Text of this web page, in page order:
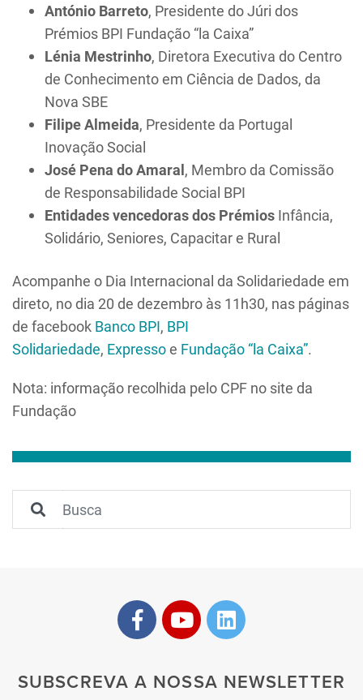
António Barreto, Presidente do Júri dos
Prémios BPI Fundação “la Caixa”
Lénia Mestrinho, Diretora Executiva do Centro
de Conhecimento em Ciência de Dados, da
Nova SBE
Filipe Almeida, Presidente da Portugal
Inovação Social
José Pena do Amaral, Membro da Comissão
de Responsabilidade Social BPI
Entidades vencedoras dos Prémios Infância,
Solidário, Seniores, Capacitar e Rural
Acompanhe o Dia Internacional da Solidariedade em
direto, no dia 20 de dezembro às 11h30, nas páginas
de facebook Banco BPI, BPI
Solidariedade, Expressoe Fundação “la Caixa”.
Nota: informação recolhida pelo CPF no site da
Fundação
SUBSCREVA A NOSSA NEWSLETTER